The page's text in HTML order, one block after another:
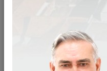
LOANDA MAIS HABITAÇÃO.